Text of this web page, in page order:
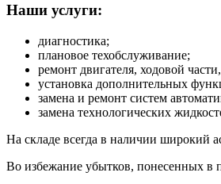
Наши услуги:
диагностика;
плановое техобслуживание;
ремонт двигателя, ходовой
установка дополнительных
замена и ремонт систем
замена технологических
На складе всегда в наличии широкий
Во избежание убытков, понесенных в